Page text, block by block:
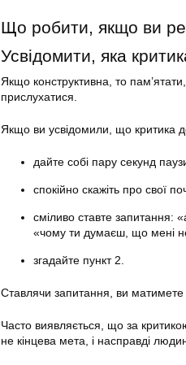
Що робити, якщо ви
Усвідомити, яка
Якщо конструктивна, то
прислухатися.
Якщо ви усвідомили, що критика
дайте собі пару секунд
спокійно скажіть про свої
сміливо ставте запитання:
«чому ти думаєш, що мені
згадайте пункт 2.
Ставлячи запитання, ви
Часто виявляється, що за
не кінцева мета, і насправді